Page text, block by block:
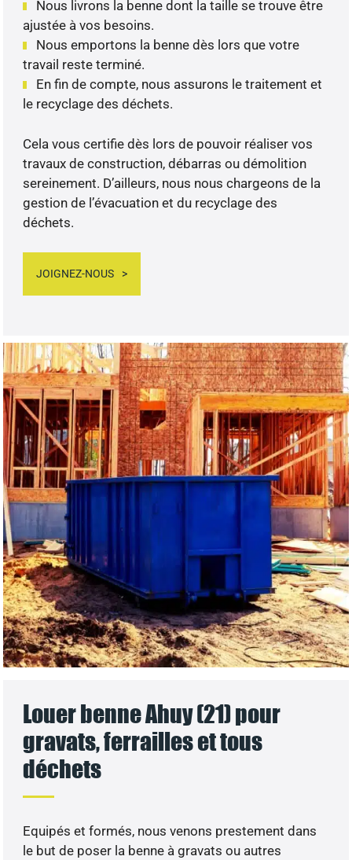
Nous livrons la benne dont la taille se trouve être
ajustée à vos besoins.
Nous emportons la benne dès lors que votre
travail reste terminé.
En fin de compte, nous assurons le traitement et
le recyclage des déchets.
Cela vous certifie dès lors de pouvoir réaliser vos
travaux de construction, débarras ou démolition
sereinement. D’ailleurs, nous nous chargeons de la
gestion de l’évacuation et du recyclage des
déchets.
JOIGNEZ-NOUS
Louer benne Ahuy (21) pour
gravats, ferrailles et tous
déchets
Equipés et formés, nous venons prestement dans
le but de poser la benne à gravats ou autres